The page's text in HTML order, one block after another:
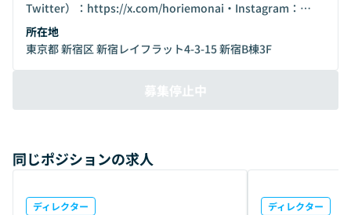
Twitter）：https://x.com/horiemonai・Instagram：
https://www.instagram.com/horiemonai/
所在地
東京都 新宿区 新宿レイフラット4-3-15 新宿B棟3F
募集停止中
同じポジションの求人
ディレクター ディレクター